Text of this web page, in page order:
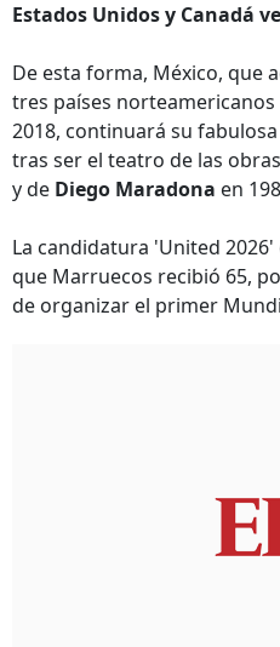
Estados Unidos y Canadá
De esta forma, México, que
tres países
2018, continuará su
tras ser el teatro de las
y de Diego Maradona en
La candidatura 'United
que Marruecos recibió 65,
de organizar el primer